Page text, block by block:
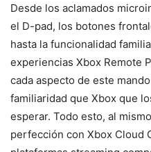
Desde los aclamados
el D-pad, los botones
hasta la funcionalidad
experiencias Xbox Remote
cada aspecto de este
familiaridad que Xbox que
esperar. Todo esto, al
perfección con Xbox Cloud